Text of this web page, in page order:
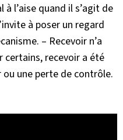
l’aise quand il s’agit de
à poser un regard
– Recevoir n’a
certains, recevoir a été
une perte de contrôle.